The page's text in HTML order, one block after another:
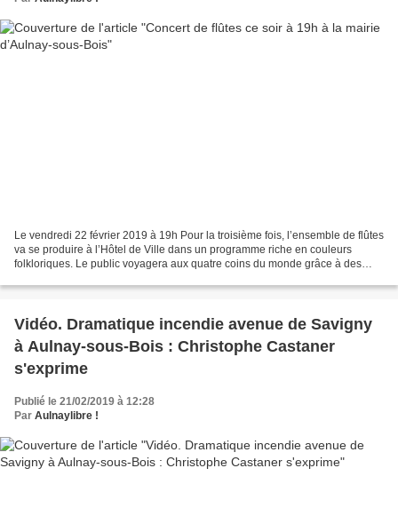
Le vendredi 22 février 2019 à 19h Pour la troisième fois, l’ensemble de flûtes
va se produire à l’Hôtel de Ville dans un programme riche en couleurs
folkloriques. Le public voyagera aux quatre coins du monde grâce à des
Vidéo. Dramatique incendie avenue de Savigny
à Aulnay-sous-Bois : Christophe Castaner
s'exprime
Publié le 21/02/2019 à 12:28
Par Aulnaylibre !